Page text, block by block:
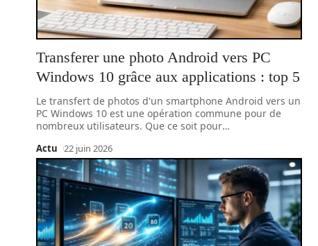
Transferer une photo Android vers PC
Windows 10 grâce aux applications : top 5
Le transfert de photos d'un smartphone Android vers un
PC Windows 10 est une opération commune pour de
nombreux utilisateurs. Que ce soit pour…
Actu 22 juin 2026